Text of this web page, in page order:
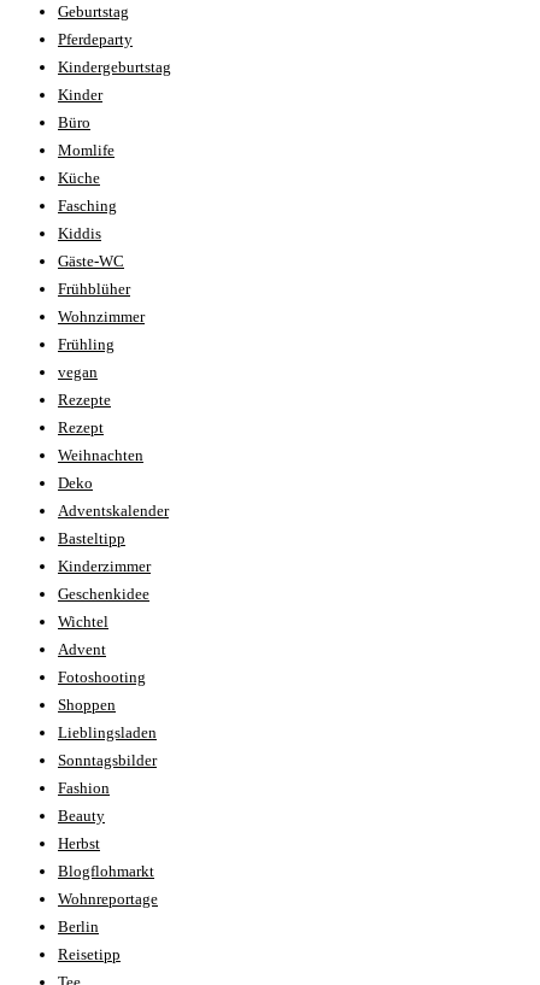
Geburtstag
Pferdeparty
Kindergeburtstag
Kinder
Büro
Momlife
Küche
Fasching
Kiddis
Gäste-WC
Frühblüher
Wohnzimmer
Frühling
vegan
Rezepte
Rezept
Weihnachten
Deko
Adventskalender
Basteltipp
Kinderzimmer
Geschenkidee
Wichtel
Advent
Fotoshooting
Shoppen
Lieblingsladen
Sonntagsbilder
Fashion
Beauty
Herbst
Blogflohmarkt
Wohnreportage
Berlin
Reisetipp